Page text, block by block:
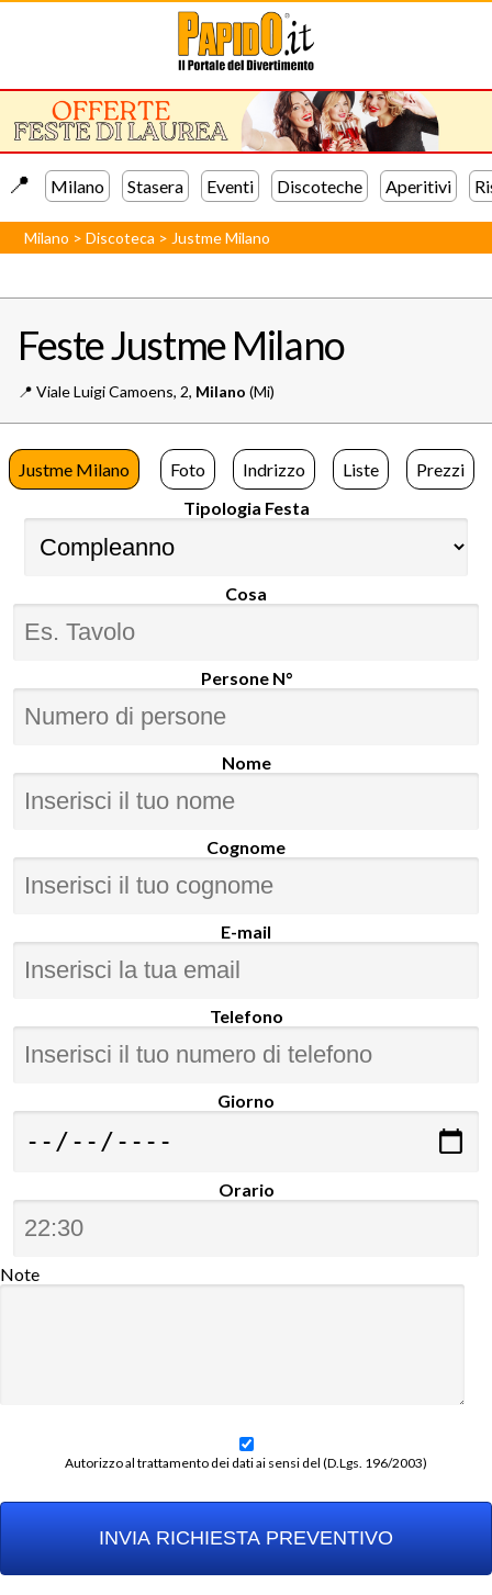
📍️ Milano Stasera Eventi Discoteche Aperitivi
Milano >Discoteca > Justme Milano
Feste Justme Milano
📍️ Viale Luigi Camoens, 2, Milano (Mi)
Justme Milano Foto Indrizzo Liste
Prezzi
Tipologia Festa
Cosa
Persone N°
Nome
Cognome
E-mail
Telefono
Giorno
Orario
Note
Autorizzo al trattamento dei dati ai sensi del (D.Lgs. 196/2003)